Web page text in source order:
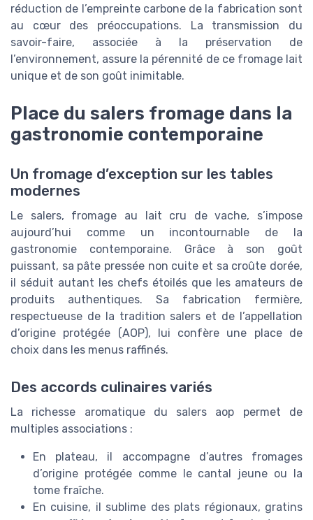
réduction de l’empreinte carbone de la fabrication sont
au cœur des préoccupations. La transmission du
savoir-faire, associée à la préservation de
l’environnement, assure la pérennité de ce fromage lait
unique et de son goût inimitable.
Place du salers fromage dans la
gastronomie contemporaine
Un fromage d’exception sur les tables
modernes
Le salers, fromage au lait cru de vache, s’impose
aujourd’hui comme un incontournable de la
gastronomie contemporaine. Grâce à son goût
puissant, sa pâte pressée non cuite et sa croûte dorée,
il séduit autant les chefs étoilés que les amateurs de
produits authentiques. Sa fabrication fermière,
respectueuse de la tradition salers et de l’appellation
d’origine protégée (AOP), lui confère une place de
choix dans les menus raffinés.
Des accords culinaires variés
La richesse aromatique du salers aop permet de
multiples associations :
En plateau, il accompagne d’autres fromages
d’origine protégée comme le cantal jeune ou la
tome fraîche.
En cuisine, il sublime des plats régionaux, gratins